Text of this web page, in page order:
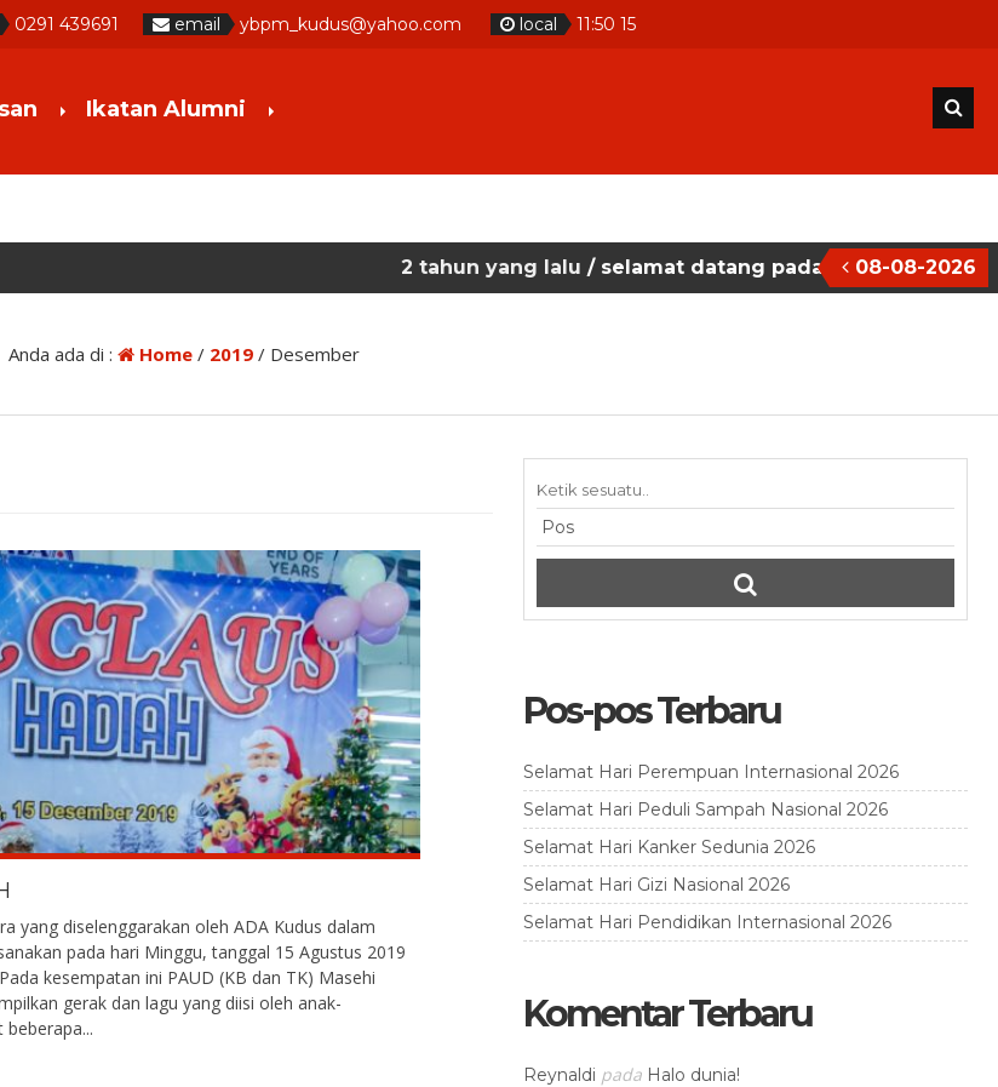
0291 439691 email ybpm_kudus@yahoo.com local 11:50 17
Ikatan Alumni
08-08-2026
2 tahun yang lalu/ selamat datang pada situs website sekolah
Anda ada di : Home / 2019 / Desember
yang diselenggarakan oleh ADA Kudus dalam
pada hari Minggu, tanggal 15 Agustus 2019
kesempatan ini PAUD (KB dan TK) Masehi
gerak dan lagu yang diisi oleh anak-
Pos-pos Terbaru
Selamat Hari Perempuan Internasional 2026
Selamat Hari Peduli Sampah Nasional 2026
Selamat Hari Kanker Sedunia 2026
Selamat Hari Gizi Nasional 2026
Selamat Hari Pendidikan Internasional 2026
Komentar Terbaru
Reynaldi pada Halo dunia!